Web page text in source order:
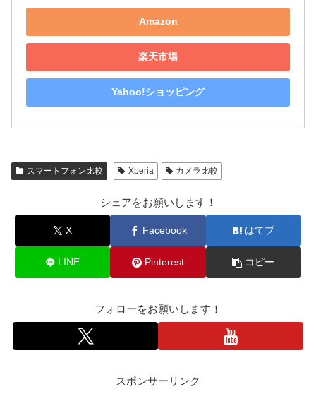
Amazon
楽天市場
Yahoo!ショッピング
スマートフォン比較 Xperia カメラ比較
シェアをお願いします！
X Facebook はてブ
LINE Pinterest コピー
フォローをお願いします！
スポンサーリンク